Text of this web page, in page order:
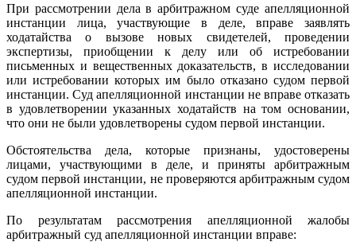
При рассмотрении дела в арбитражном суде апелляционной
инстанции лица, участвующие в деле, вправе заявлять
ходатайства о вызове новых свидетелей, проведении
экспертизы, приобщении к делу или об истребовании
письменных и вещественных доказательств, в исследовании
или истребовании которых им было отказано судом первой
инстанции. Суд апелляционной инстанции не вправе отказать
в удовлетворении указанных ходатайств на том основании,
что они не были удовлетворены судом первой инстанции.
Обстоятельства дела, которые признаны, удостоверены
лицами, участвующими в деле, и приняты арбитражным
судом первой инстанции, не проверяются арбитражным судом
апелляционной инстанции.
По результатам рассмотрения апелляционной жалобы
арбитражный суд апелляционной инстанции вправе: